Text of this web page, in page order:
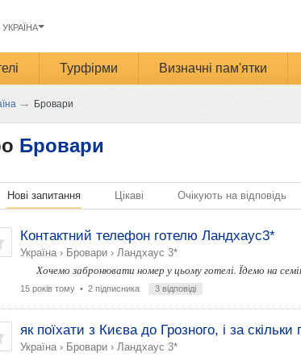
УКРАЇНА
Турфірми Визначні пам'ятки
→ Бровари
Бровари
Нові запитання Цікаві Очікують на відповідь
Контактний телефон готелю Ландхаус3*
Україна› Бровари› Ландхаус 3*
Хочемо забронювати номер у цьому готелі. Їдемо на
15 років тому• 2 підписника 3 відповіді
як поїхати з Києва до Грозного, і за
Україна› Бровари› Ландхаус 3*